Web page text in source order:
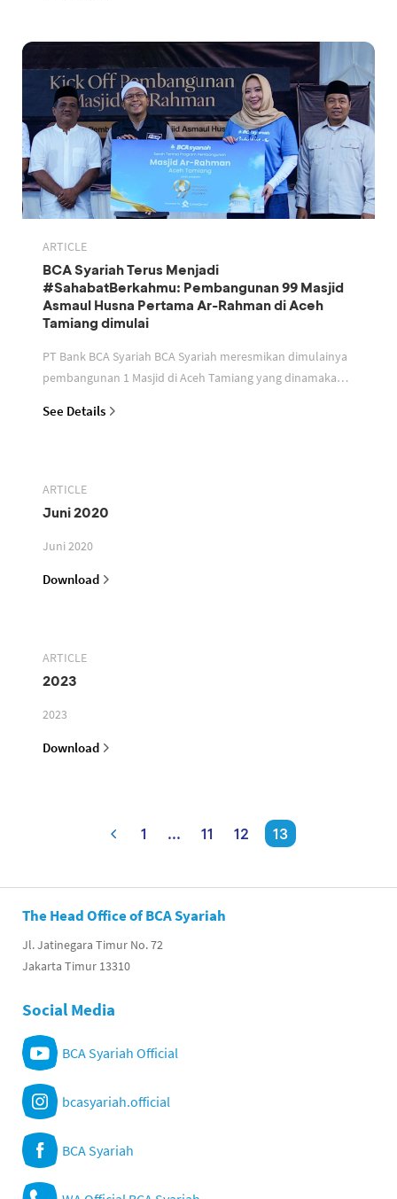
ARTICLE
BCA Syariah Terus Menjadi
#SahabatBerkahmu: Pembangunan 99 Masjid
Asmaul Husna Pertama Ar-Rahman di Aceh
Tamiang dimulai
PT Bank BCA Syariah BCA Syariah meresmikan dimulainya
pembangunan 1 Masjid di Aceh Tamiang yang dinamakan
See Details
ARTICLE
Juni 2020
Juni 2020
Download
ARTICLE
2023
2023
Download
1 ... 11 12 13
The Head Office of BCA Syariah
Jl. Jatinegara Timur No. 72
Jakarta Timur 13310
Social Media
BCA Syariah Official
bcasyariah.official
BCA Syariah